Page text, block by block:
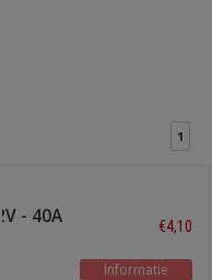
1
- 40A
€4,10
Informatie